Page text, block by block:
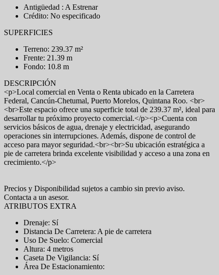
Antigüedad : A Estrenar
Crédito: No especificado
SUPERFICIES
Terreno: 239.37 m²
Frente: 21.39 m
Fondo: 10.8 m
DESCRIPCIÓN
<p>Local comercial en Venta o Renta ubicado en la Carretera
Federal, Cancún-Chetumal, Puerto Morelos, Quintana Roo. <br>
<br>Este espacio ofrece una superficie total de 239.37 m², ideal para
desarrollar tu próximo proyecto comercial.</p><p>Cuenta con
servicios básicos de agua, drenaje y electricidad, asegurando
operaciones sin interrupciones. Además, dispone de control de
acceso para mayor seguridad.<br><br>Su ubicación estratégica a
pie de carretera brinda excelente visibilidad y acceso a una zona en
crecimiento.</p>
Precios y Disponibilidad sujetos a cambio sin previo aviso.
Contacta a un asesor.
ATRIBUTOS EXTRA
Drenaje: Sí
Distancia De Carretera: A pie de carretera
Uso De Suelo: Comercial
Altura: 4 metros
Caseta De Vigilancia: Sí
Área De Estacionamiento: